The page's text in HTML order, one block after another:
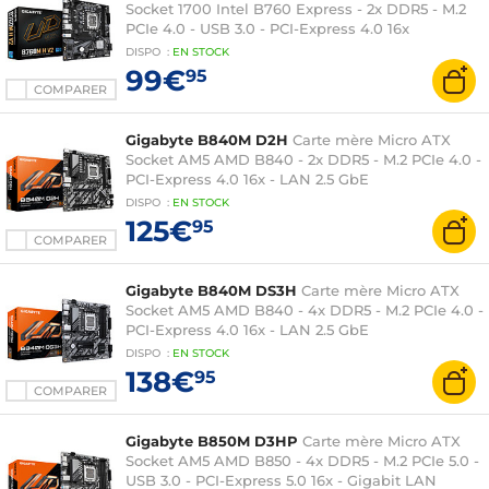
COMPARER
Socket 1700 Intel B760 Express - 2x DDR5 - M.2
PCIe 4.0 - USB 3.0 - PCI-Express 4.0 16x
DISPO : EN STOCK
99€95
COMPARER
Gigabyte B840M D2H Carte mère Micro ATX
Socket AM5 AMD B840 - 2x DDR5 - M.2 PCIe 4.0 -
PCI-Express 4.0 16x - LAN 2.5 GbE
DISPO : EN STOCK
125€95
COMPARER
Gigabyte B840M DS3H Carte mère Micro ATX
Socket AM5 AMD B840 - 4x DDR5 - M.2 PCIe 4.0 -
PCI-Express 4.0 16x - LAN 2.5 GbE
DISPO : EN STOCK
138€95
Gigabyte B850M D3HP Carte mère Micro ATX
Socket AM5 AMD B850 - 4x DDR5 - M.2 PCIe 5.0 -
USB 3.0 - PCI-Express 5.0 16x - Gigabit LAN